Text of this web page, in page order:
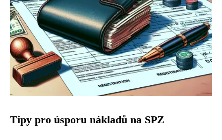
Tipy pro úsporu nákladů na SPZ